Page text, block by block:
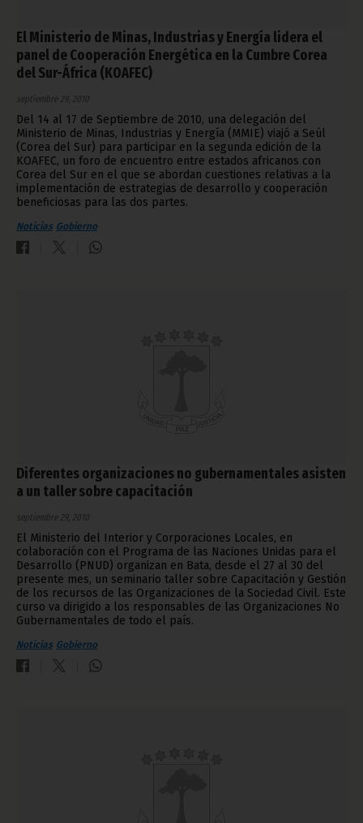
El Ministerio de Minas, Industrias y Energía lidera el
panel de Cooperación Energética en la Cumbre Corea
del Sur-África (KOAFEC)
septiembre 29, 2010
Del 14 al 17 de Septiembre de 2010, una delegación del
Ministerio de Minas, Industrias y Energía (MMIE) viajó a Seúl
(Corea del Sur) para participar en la segunda edición de la
KOAFEC, un foro de encuentro entre estados africanos con
Corea del Sur en el que se abordan cuestiones relativas a la
implementación de estrategias de desarrollo y cooperación
beneficiosas para las dos partes.
Noticias Gobierno
Diferentes organizaciones no gubernamentales asisten
a un taller sobre capacitación
septiembre 29, 2010
El Ministerio del Interior y Corporaciones Locales, en
colaboración con el Programa de las Naciones Unidas para el
Desarrollo (PNUD) organizan en Bata, desde el 27 al 30 del
presente mes, un seminario taller sobre Capacitación y Gestión
de los recursos de las Organizaciones de la Sociedad Civil. Este
curso va dirigido a los responsables de las Organizaciones No
Gubernamentales de todo el país.
Noticias Gobierno